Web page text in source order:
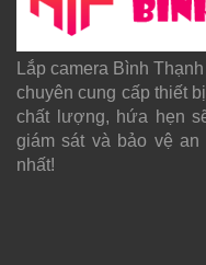
Lắp camera Bình
chuyên cung cấp thiết
chất lượng, hứa hẹn
giám sát và bảo vệ
nhất!